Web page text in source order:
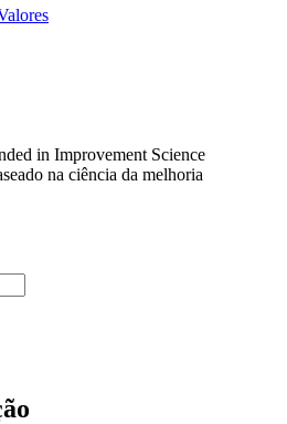
na ciência da melhoria